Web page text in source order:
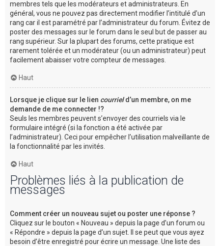
membres tels que les modérateurs et administrateurs. En
général, vous ne pouvez pas directement modifier l’intitulé d’un
rang car il est paramétré par l’administrateur du forum. Évitez de
poster des messages sur le forum dans le seul but de passer au
rang supérieur. Sur la plupart des forums, cette pratique est
rarement tolérée et un modérateur (ou un administrateur) peut
facilement abaisser votre compteur de messages.
Haut
Lorsque je clique sur le lien courrield’un membre, on me
demande de me connecter !?
Seuls les membres peuvent s’envoyer des courriels via le
formulaire intégré (si la fonction a été activée par
l’administrateur). Ceci pour empêcher l’utilisation malveillante de
la fonctionnalité par les invités.
Haut
Problèmes liés à la publication de
messages
Comment créer un nouveau sujet ou poster une réponse ?
Cliquez sur le bouton « Nouveau » depuis la page d’un forum ou
« Répondre » depuis la page d’un sujet. Il se peut que vous ayez
besoin d’être enregistré pour écrire un message. Une liste des